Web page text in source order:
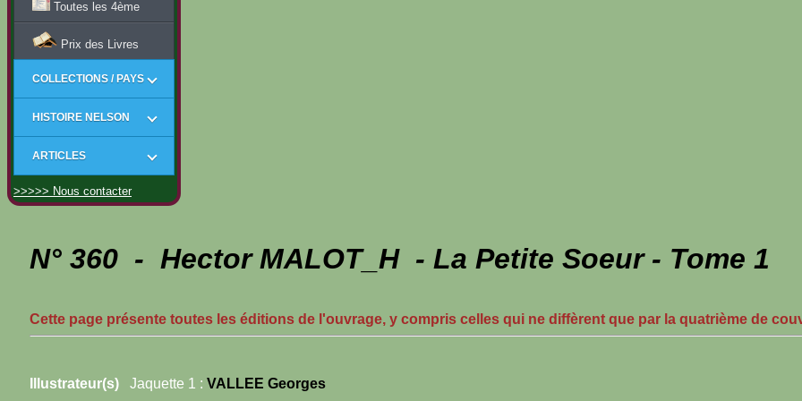
Toutes les 4ème
Prix des Livres
COLLECTIONS / PAYS
HISTOIRE NELSON
ARTICLES
>>>>> Nous contacter
N° 360 - Hector MALOT_H - La Petite Soeur - Tome 1
Cette page présente toutes les éditions de l'ouvrage, y compris celles qui ne diffèrent que par la quatrième de
Illustrateur(s) Jaquette 1 : VALLEE Georges